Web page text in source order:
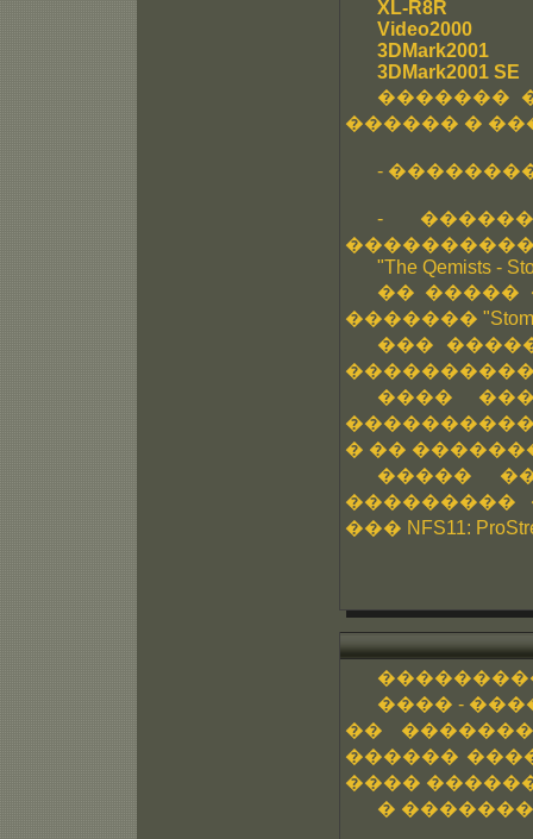
XL-R8R
Video2000
3DMark2001
3DMark2001 SE
�������
������ �
- ���������
-
����������
"The Qemists -
�� �����
�������
���
����
� ��
�����
���������
��� NFS11:
���� -
��
������
����
�